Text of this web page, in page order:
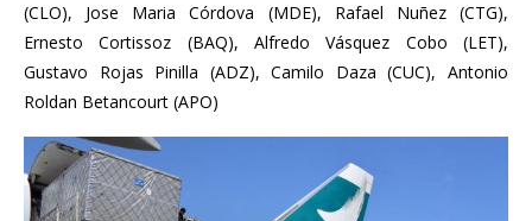
(CLO), Jose Maria Córdova (MDE), Rafael Nuñez (CTG),
Ernesto Cortissoz (BAQ), Alfredo Vásquez Cobo (LET),
Gustavo Rojas Pinilla (ADZ), Camilo Daza (CUC), Antonio
Roldan Betancourt (APO)